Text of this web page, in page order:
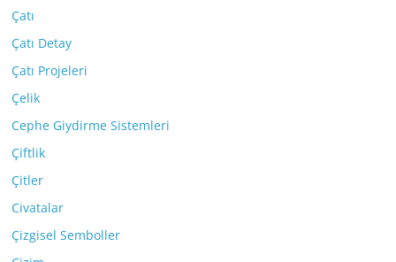
Çatı
Çatı Detay
Çatı Projeleri
Çelik
Cephe Giydirme Sistemleri
Çiftlik
Çitler
Civatalar
Çizgisel Semboller